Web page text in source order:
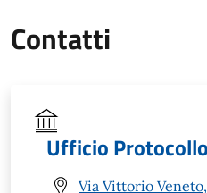
Contatti
Ufficio Protocollo
Via Vittorio